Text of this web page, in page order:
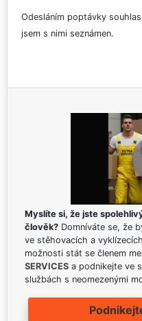
Odesláním poptávky
jsem s nimi seznámen.
Myslíte si, že jste
člověk? Domníváte se, že
ve stěhovacích a
možnosti stát se členem
SERVICES a podnikejte ve
službách s neomezenými